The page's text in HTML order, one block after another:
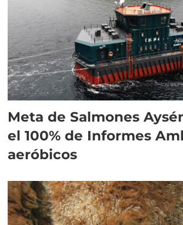
Meta de Salmones
el 100% de Informes
aeróbicos